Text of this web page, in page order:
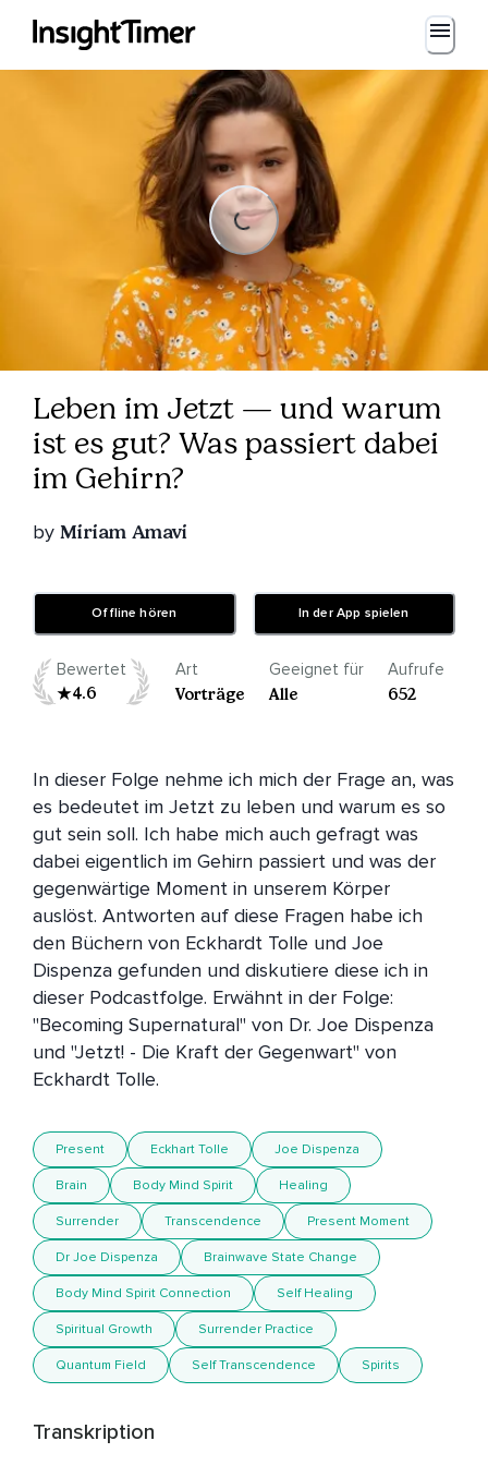
Loading...
Leben im Jetzt — und warum
ist es gut? Was passiert dabei
im Gehirn?
by Miriam Amavi
Offline hören In der App spielen
Bewertet
4.6
Art
Vorträge
Geeignet für
Alle
Aufrufe
652
In dieser Folge nehme ich mich der Frage an, was
es bedeutet im Jetzt zu leben und warum es so
gut sein soll. Ich habe mich auch gefragt was
dabei eigentlich im Gehirn passiert und was der
gegenwärtige Moment in unserem Körper
auslöst. Antworten auf diese Fragen habe ich
den Büchern von Eckhardt Tolle und Joe
Dispenza gefunden und diskutiere diese ich in
dieser Podcastfolge. Erwähnt in der Folge:
"Becoming Supernatural" von Dr. Joe Dispenza
und "Jetzt! - Die Kraft der Gegenwart" von
Eckhardt Tolle.
Present Eckhart Tolle Joe Dispenza
Brain Body Mind Spirit Healing
Surrender Transcendence Present Moment
Dr Joe Dispenza Brainwave State Change
Body Mind Spirit Connection Self Healing
Spiritual Growth Surrender Practice
Quantum Field Self Transcendence Spirits
Transkription